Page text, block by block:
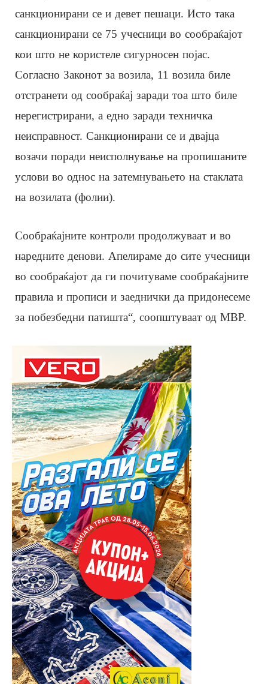
санкционирани се и девет пешаци. Исто така
санкционирани се 75 учесници во сообраќајот
кои што не користеле сигурносен појас.
Согласно Законот за возила, 11 возила биле
отстранети од сообраќај заради тоа што биле
нерегистрирани, а едно заради техничка
неисправност. Санкционирани се и двајца
возачи поради неисполнување на пропишаните
услови во однос на затемнувањето на стаклата
на возилата (фолии).
Сообраќајните контроли продолжуваат и во
наредните денови. Апелираме до сите учесници
во сообраќајот да ги почитуваме сообраќајните
правила и прописи и заеднички да придонесеме
за побезбедни патишта“, соопштуваат од МВР.